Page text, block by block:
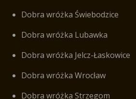
Dobra wróżka Świebodzice
Dobra wróżka Lubawka
Dobra wróżka Jelcz-Łaskowice
Dobra wróżka Wrocław
Dobra wróżka Strzegom